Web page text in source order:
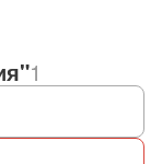
1